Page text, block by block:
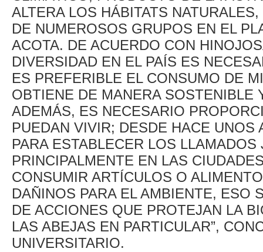
ALTERA LOS HÁBITATS
DE NUMEROSOS GRUPOS EN EL
ACOTA. DE ACUERDO CON
DIVERSIDAD EN EL PAÍS ES
ES PREFERIBLE EL CONSUMO DE
OBTIENE DE MANERA SOSTENIBLE
ADEMÁS, ES NECESARIO
PUEDAN VIVIR; DESDE HACE
PARA ESTABLECER LOS
PRINCIPALMENTE EN LAS
CONSUMIR ARTÍCULOS O
DAÑINOS PARA EL AMBIENTE, ESO
DE ACCIONES QUE PROTEJAN LA
LAS ABEJAS EN PARTICULAR”,
UNIVERSITARIO.